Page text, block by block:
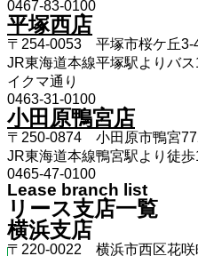
0467-83-0100
平塚西店
〒254-0053 平塚市桜ケ丘3-
JR東海道本線平塚駅よりバ
イクマ通り
0463-31-0100
小田原鴨宮店
〒250-0874 小田原市鴨宮
JR東海道本線鴨宮駅より徒
0465-47-0100
Lease branch list
リース支店一覧
横浜支店
〒220-0022 横浜市西区花咲